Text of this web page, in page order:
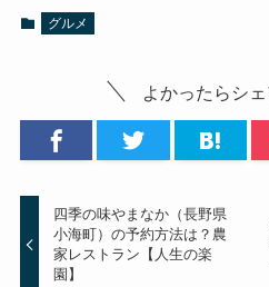
グルメ
よかったらシェ
四季の味やまなか（長野県
小海町）の予約方法は？農
家レストラン【人生の楽
園】